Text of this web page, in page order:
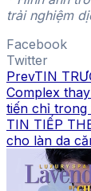
trải nghiệm
Facebook
Twitter
PrevTIN
Complex
tiến chỉ trong
TIN TIẾP
cho làn da